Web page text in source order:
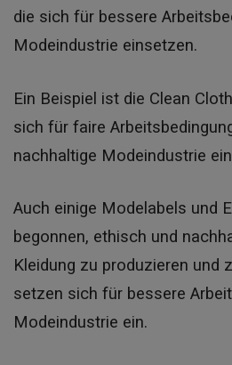
die sich für bessere
Modeindustrie einsetzen.
Ein Beispiel ist die Clean
sich für faire
nachhaltige Modeindustrie
Auch einige Modelabels und
begonnen, ethisch und
Kleidung zu produzieren und
setzen sich für bessere
Modeindustrie ein.